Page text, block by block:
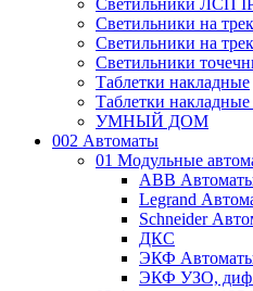
Светильники ЛСП
Светильники на трек
Светильники на
Светильники
Таблетки накладные
Таблетки
УМНЫЙ ДОМ
002 Автоматы
01 Модульные
ABB
Legrand
Schneider
ДКС
ЭКФ
ЭКФ УЗО,